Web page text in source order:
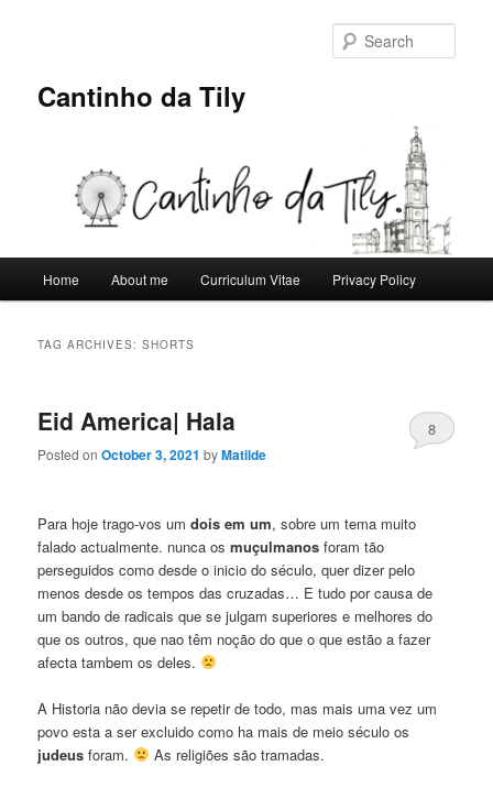
Cantinho da Tily
Home About me Curriculum Vitae Privacy Policy
TAG ARCHIVES:SHORTS
Eid America| Hala
Posted onOctober 3, 2021 byMatilde
8
Para hoje trago-vos umdois em um, sobre um tema muito
falado actualmente. nunca osmuçulmanos foram tão
perseguidos como desde o inicio do século, quer dizer pelo
menos desde os tempos das cruzadas… E tudo por causa de
um bando de radicais que se julgam superiores e melhores do
que os outros, que nao têm noção do que o que estão a fazer
afecta tambem os deles.
A Historia não devia se repetir de todo, mas mais uma vez um
povo esta a ser excluido como ha mais de meio século os
judeus foram. As religiões são tramadas.